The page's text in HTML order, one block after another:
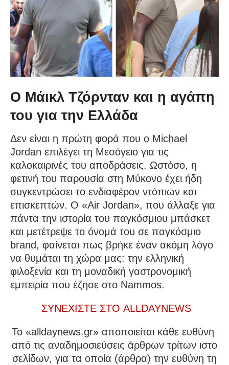
Ο Μάικλ Τζόρνταν και η αγάπη
του για την Ελλάδα
Δεν είναι η πρώτη φορά που ο Michael
Jordan επιλέγει τη Μεσόγειο για τις
καλοκαιρινές του αποδράσεις. Ωστόσο, η
φετινή του παρουσία στη Μύκονο έχει ήδη
συγκεντρώσει το ενδιαφέρον ντόπιων και
επισκεπτών. Ο «Air Jordan», που άλλαξε για
πάντα την ιστορία του παγκόσμιου μπάσκετ
και μετέτρεψε το όνομά του σε παγκόσμιο
brand, φαίνεται πως βρήκε έναν ακόμη λόγο
να θυμάται τη χώρα μας: την ελληνική
φιλοξενία και τη μοναδική γαστρονομική
εμπειρία που έζησε στο Nammos.
ΣΥΝΕΧΙΣΤΕ ΣΤΟ ALLDAYNEWS
To «alldaynews.gr» αποποιείται κάθε ευθύνη
από τις αναδημοσιεύσεις άρθρων τρίτων ιστο
σελίδων, για τα οποία (άρθρα) την ευθύνη τη